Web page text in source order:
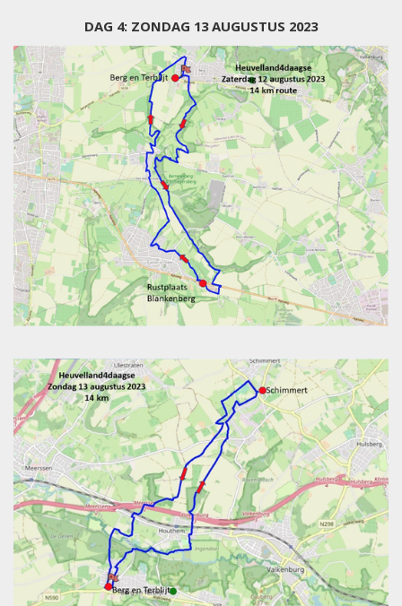
DAG 4: ZONDAG 13 AUGUSTUS 2023